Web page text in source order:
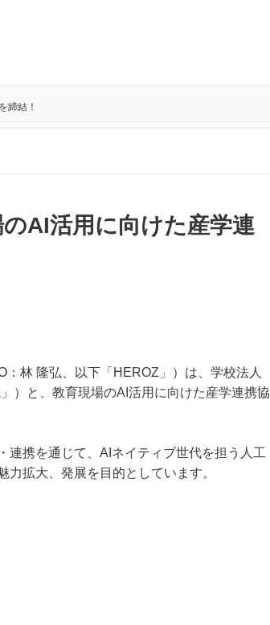
締結！
AI活用に向けた産学連
林 隆弘、以下「HEROZ」）は、学校法人
）と、教育現場のAI活用に向けた産学連携協
携を通じて、AIネイティブ世代を担う人工
拡大、発展を目的としています。